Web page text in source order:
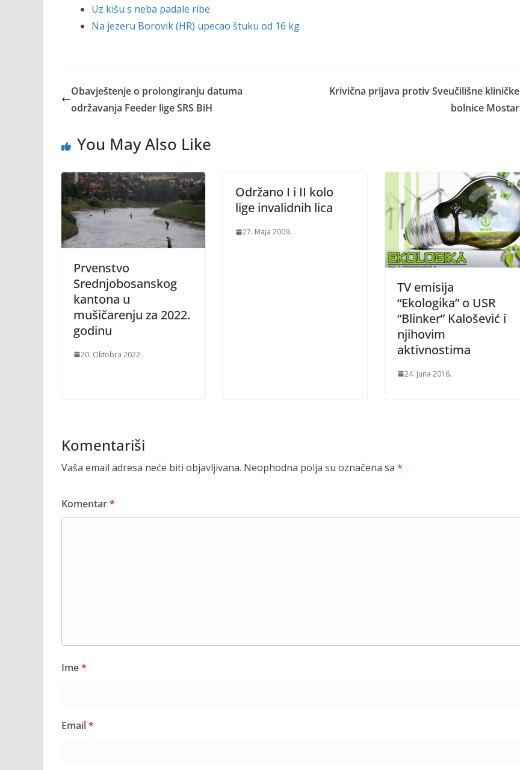
Uz kišu s neba padale ribe
Na jezeru Borovik (HR) upecao štuku od 16 kg
Obavještenje o prolongiranju datuma
održavanja Feeder lige SRS BiH
Krivična prijava protiv Sveučilišne kliničke
bolnice Mostar
You May Also Like
Prvenstvo
Srednjobosanskog
kantona u
mušičarenju za 2022.
godinu
20. Oktobra 2022.
Održano I i II kolo
lige invalidnih lica
27. Maja 2009.
TV emisija
“Ekologika” o USR
“Blinker” Kalošević i
njihovim
aktivnostima
24. Juna 2016.
Komentariši
Vaša email adresa neće biti objavljivana. Neophodna polja su označena sa *
Komentar*
Ime*
Email*